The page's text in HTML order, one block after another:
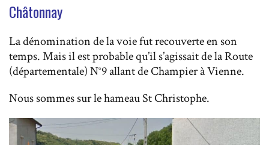
Châtonnay
La dénomination de la voie fut recouverte en son
temps. Mais il est probable qu’il s’agissait de la Route
(départementale) N°9 allant de Champier à Vienne.
Nous sommes sur le hameau St Christophe.